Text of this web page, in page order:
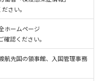
さい。
ホームページ
確認ください。
航先国の領事館、入国管理事務